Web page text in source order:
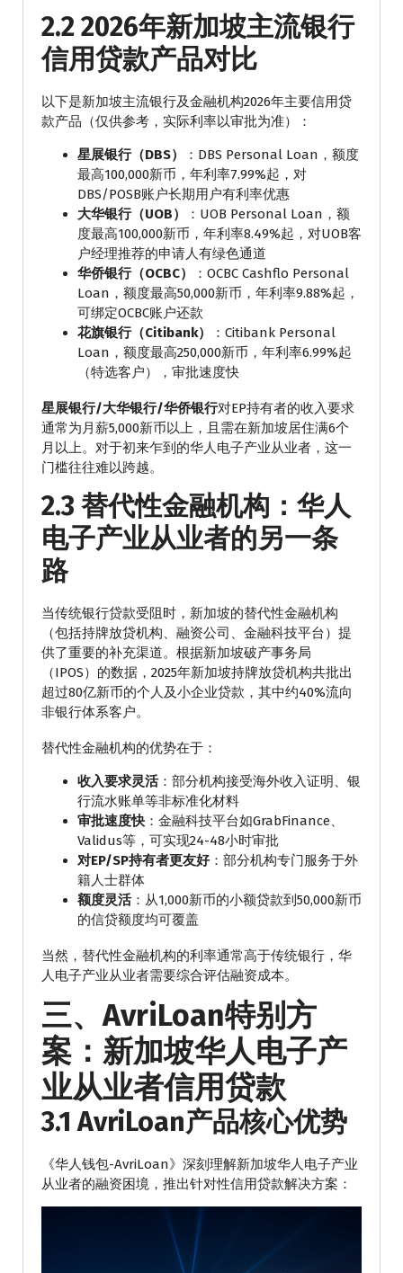
2.2 2026年新加坡主流银行
信用贷款产品对比
以下是新加坡主流银行及金融机构2026年主要信用贷
款产品（仅供参考，实际利率以审批为准）：
星展银行（DBS）
：DBS Personal Loan，额度
最高100,000新币，年利率7.99%起，对
DBS/POSB账户长期用户有利率优惠
大华银行（UOB）
：UOB Personal Loan，额
度最高100,000新币，年利率8.49%起，对UOB客
户经理推荐的申请人有绿色通道
华侨银行（OCBC）
：OCBC Cashflo Personal
Loan，额度最高50,000新币，年利率9.88%起，
可绑定OCBC账户还款
花旗银行（Citibank）
：Citibank Personal
Loan，额度最高250,000新币，年利率6.99%起
（特选客户），审批速度快
星展银行/大华银行/华侨银行对EP持有者的收入要求
通常为月薪5,000新币以上，且需在新加坡居住满6个
月以上。对于初来乍到的华人电子产业从业者，这一
门槛往往难以跨越。
2.3 替代性金融机构：华人
电子产业从业者的另一条
路
当传统银行贷款受阻时，新加坡的替代性金融机构
（包括持牌放贷机构、融资公司、金融科技平台）提
供了重要的补充渠道。根据新加坡破产事务局
（IPOS）的数据，2025年新加坡持牌放贷机构共批出
超过80亿新币的个人及小企业贷款，其中约40%流向
非银行体系客户。
替代性金融机构的优势在于：
收入要求灵活：部分机构接受海外收入证明、银
行流水账单等非标准化材料
审批速度快 ：金融科技平台如GrabFinance、
Validus等，可实现24-48小时审批
对EP/SP持有者更友好：部分机构专门服务于外
籍人士群体
额度灵活：从1,000新币的小额贷款到50,000新币
的信贷额度均可覆盖
当然，替代性金融机构的利率通常高于传统银行，华
人电子产业从业者需要综合评估融资成本。
三、AvriLoan特别方
案：新加坡华人电子产
业从业者信用贷款
3.1 AvriLoan产品核心优势
《华人钱包-AvriLoan》深刻理解新加坡华人电子产业
从业者的融资困境，推出针对性信用贷款解决方案：